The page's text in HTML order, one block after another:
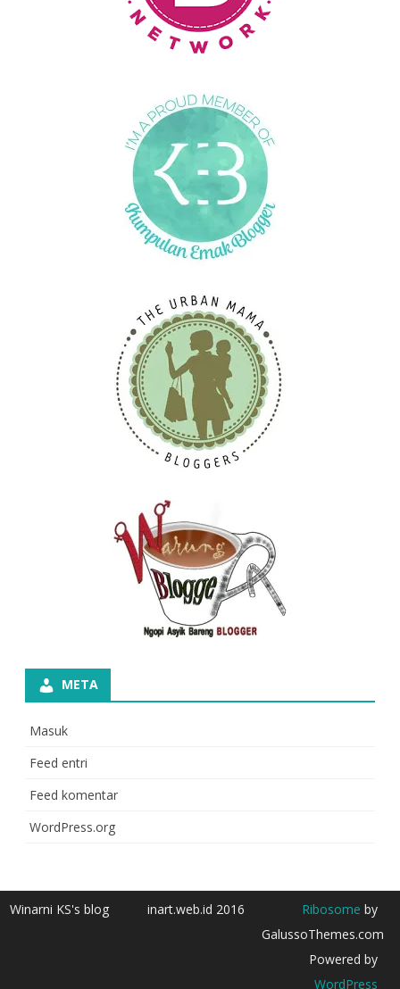
META
Masuk
Feed entri
Feed komentar
WordPress.org
Winarni KS's blog inart.web.id 2016 Ribosome by
GalussoThemes.com
Powered by
WordPress